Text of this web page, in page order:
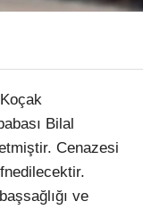
Bilal
etmiştir. Cenazesi
ve